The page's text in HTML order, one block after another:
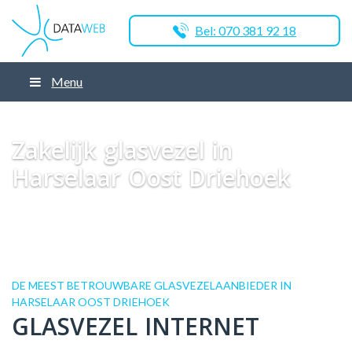
Bel: 070 381 92 18
Menu
Zakelijk glasvezel in
Harselaar Oost Driehoek
DE MEEST BETROUWBARE GLASVEZELAANBIEDER IN
HARSELAAR OOST DRIEHOEK
GLASVEZEL INTERNET